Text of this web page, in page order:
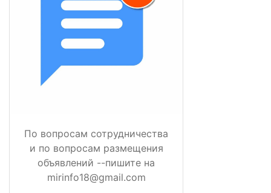
По вопросам сотрудничества
и по вопросам размещения
объявлений --пишите на
mirinfo18@gmail.com